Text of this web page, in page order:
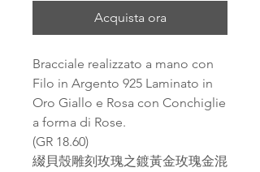
Acquista ora
Bracciale realizzato a mano con
Filo in Argento 925 Laminato in
Oro Giallo e Rosa con Conchiglie
a forma di Rose.
(GR 18.60)
綴貝殼雕刻玫瑰之鍍黃金玫瑰金混